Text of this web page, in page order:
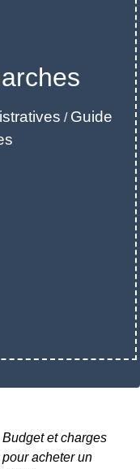
/ Guide
Budget et charges
acheter un